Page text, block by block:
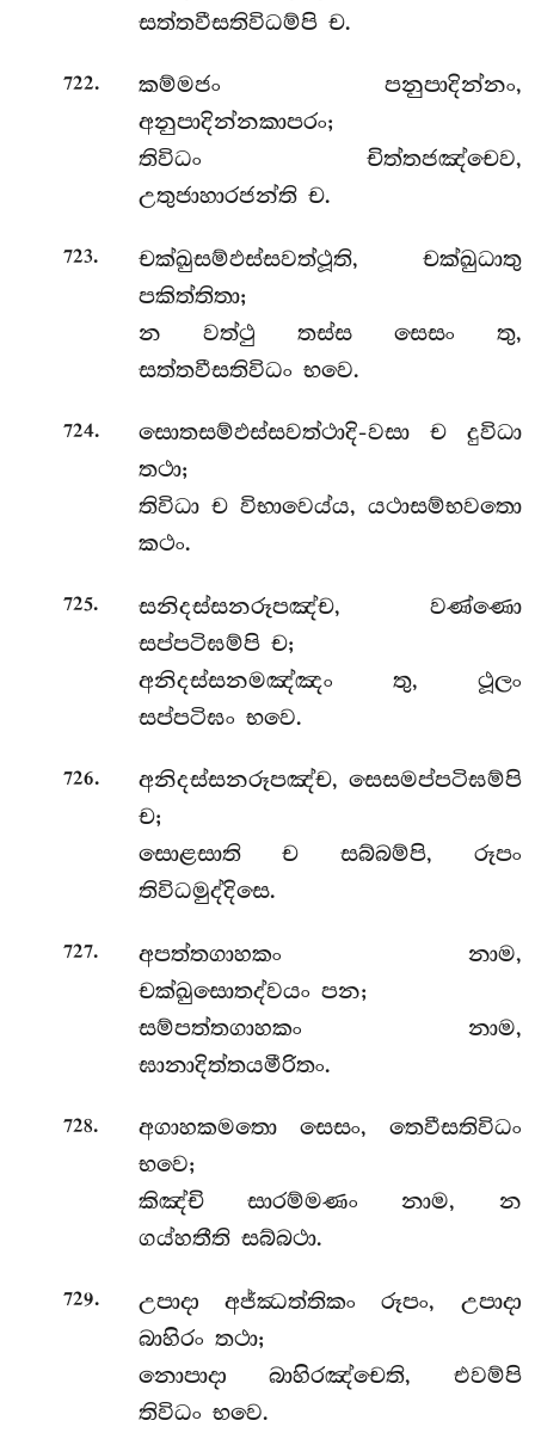
සත්තවීසතිවිධම්පි ච.
722. කම්මජං පනුපාදින්නං,
අනුපාදින්නකාපරං;
තිවිධං චිත්තජඤ්චෙව,
උතුජාහාරජන්ති ච.
723.
චක්ඛුසම්ඵස්සවත්ථූති, චක්ඛුධාතු
පකිත්තිතා;
න වත්ථු තස්ස සෙසං තු,
සත්තවීසතිවිධං භවෙ.
724.
සොතසම්ඵස්සවත්ථාදි-වසා ච දුවිධා
තථා;
තිවිධා ච විභාවෙය්ය, යථාසම්භවතො
කථං.
725.
සනිදස්සනරූපඤ්ච, වණ්ණො
සප්පටිඝම්පි ච;
අනිදස්සනමඤ්ඤං තු, ථූලං
සප්පටිඝං භවෙ.
726.
අනිදස්සනරූපඤ්ච, සෙසමප්පටිඝම්පි
ච;
සොළසාති ච සබ්බම්පි, රූපං
තිවිධමුද්දිසෙ.
727.
අපත්තගාහකං නාම,
චක්ඛුසොතද්වයං පන;
සම්පත්තගාහකං නාම,
ඝානාදිත්තයමීරිතං.
728. අගාහකමතො සෙසං, තෙවීසතිවිධං
භවෙ;
කිඤ්චි සාරම්මණං නාම, න
ගය්හතීති සබ්බථා.
729.
උපාදා අජ්ඣත්තිකං රූපං, උපාදා
බාහිරං තථා;
නොපාදා බාහිරඤ්චෙති, එවම්පි
තිවිධං භවෙ.